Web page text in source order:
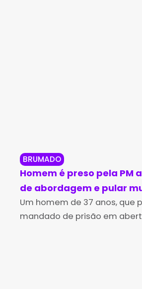
BRUMADO
Homem é preso pela PM
de abordagem e pular
Brumado
Um homem de 37 anos, que
mandado de prisão em